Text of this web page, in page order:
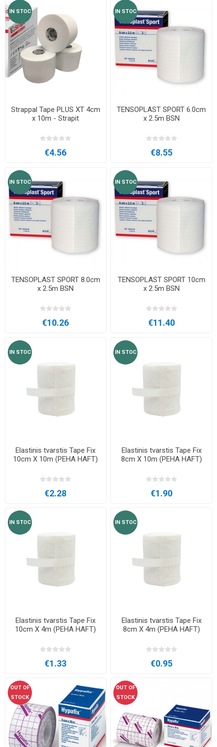
IN STOC
Strappal Tape PLUS XT 4cm
x 10m - Strapit
€4.56
IN STOC
TENSOPLAST SPORT 6.0cm
x 2.5m BSN
€8.55
IN STOC
TENSOPLAST SPORT 8.0cm
x 2.5m BSN
€10.26
IN STOC
TENSOPLAST SPORT 10cm
x 2.5m BSN
€11.40
IN STOC
Elastinis tvarstis Tape Fix
10cm X 10m (PEHA HAFT)
€2.28
IN STOC
Elastinis tvarstis Tape Fix
8cm X 10m (PEHA HAFT)
€1.90
IN STOC
Elastinis tvarstis Tape Fix
10cm X 4m (PEHA HAFT)
€1.33
IN STOC
Elastinis tvarstis Tape Fix
8cm X 4m (PEHA HAFT)
€0.95
OUT OF
STOCK
OUT OF
STOCK